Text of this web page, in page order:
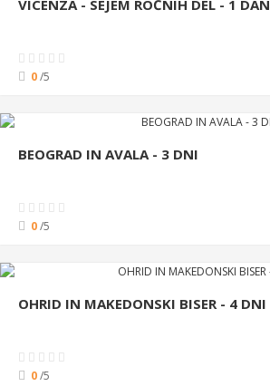
VICENZA - SEJEM ROČNIH DEL - 1 DAN
0/5
BEOGRAD IN AVALA - 3 DNI
0/5
OHRID IN MAKEDONSKI BISER - 4 DNI
0/5